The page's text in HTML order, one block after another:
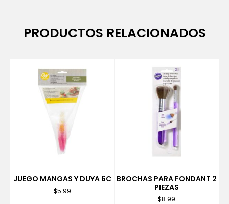
PRODUCTOS RELACIONADOS
JUEGO MANGAS Y DUYA 6C
$5.99
BROCHAS PARA FONDANT 2
PIEZAS
$8.99